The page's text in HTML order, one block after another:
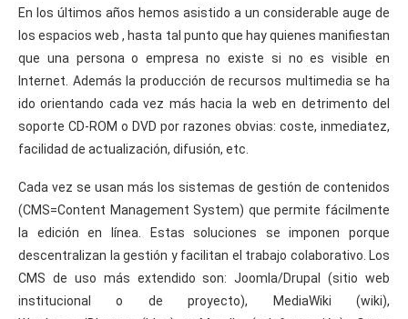
En los últimos años hemos asistido a un considerable auge de
los espacios web , hasta tal punto que hay quienes manifiestan
que una persona o empresa no existe si no es visible en
Internet. Además la producción de recursos multimedia se ha
ido orientando cada vez más hacia la web en detrimento del
soporte CD-ROM o DVD por razones obvias: coste, inmediatez,
facilidad de actualización, difusión, etc.
Cada vez se usan más los sistemas de gestión de contenidos
(CMS=Content Management System) que permite fácilmente
la edición en línea. Estas soluciones se imponen porque
descentralizan la gestión y facilitan el trabajo colaborativo. Los
CMS de uso más extendido son: Joomla/Drupal (sitio web
institucional o de proyecto), MediaWiki (wiki),